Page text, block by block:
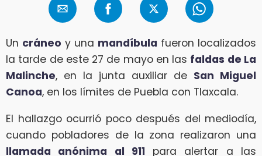
Un cráneo y una mandíbula fueron localizados
la tarde de este 27 de mayo en las faldas de La
Malinche, en la junta auxiliar de San Miguel
Canoa, en los límites de Puebla con Tlaxcala.
El hallazgo ocurrió poco después del mediodía,
cuando pobladores de la zona realizaron una
llamada anónima al 911 para alertar a las